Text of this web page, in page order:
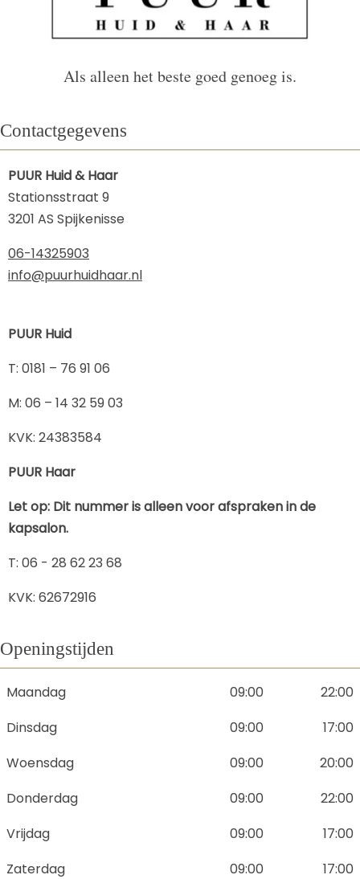
Als alleen het beste goed genoeg is.
Contactgegevens
PUUR Huid & Haar
Stationsstraat 9
3201 AS Spijkenisse
06-14325903
info@puurhuidhaar.nl
PUUR Huid
​T: 0181 – 76 91 06
​M: 06 – 14 32 59 03
KVK: 24383584
PUUR Haar
Let op: Dit nummer is alleen voor afspraken in de
kapsalon.
T: 06 - 28 62 23 68
KVK: 62672916
Openingstijden
Maandag 09:00
22:00
Dinsdag
09:00
17:00
Woensdag
09:00
20:00
Donderdag
09:00
22:00
Vrijdag
09:00
17:00
Zaterdag
09:00 17:00